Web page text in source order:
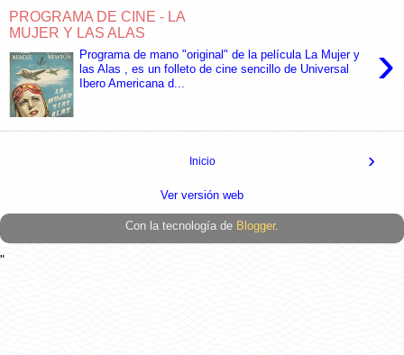
PROGRAMA DE CINE - LA
MUJER Y LAS ALAS
›
Programa de mano "original" de la película La Mujer y
las Alas , es un folleto de cine sencillo de Universal
Ibero Americana d...
›
Inicio
Ver versión web
Con la tecnología de Blogger.
"